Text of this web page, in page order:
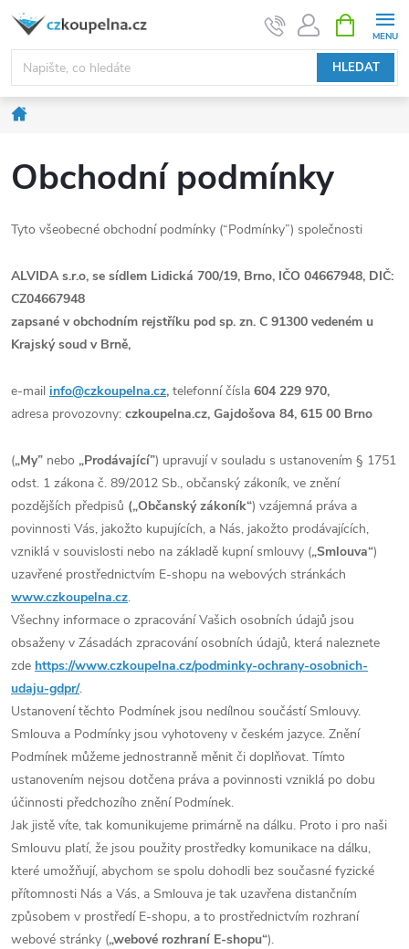
Přejít
obsah
HLEDAT
NÁKUPNÍ
KOŠÍK
Obchodní podmínky
Tyto všeobecné obchodní podmínky (“Podmínky”) společnosti
ALVIDA s.r.o, se sídlem Lidická 700/19, Brno, IČO 04667948, DIČ:
CZ04667948
zapsané v obchodním rejstříku pod sp. zn. C 91300 vedeném u
Krajský soud v Brně,
e-mail info@czkoupelna.cz, telefonní čísla 604 229 970,
adresa provozovny: czkoupelna.cz, Gajdošova 84, 615 00 Brno
(„My” nebo „Prodávající”) upravují v souladu s ustanovením § 1751
odst. 1 zákona č. 89/2012 Sb., občanský zákoník, ve znění
pozdějších předpisů („Občanský zákoník“) vzájemná práva a
povinnosti Vás, jakožto kupujících, a Nás, jakožto prodávajících,
vzniklá v souvislosti nebo na základě kupní smlouvy („Smlouva“)
uzavřené prostřednictvím E-shopu na webových stránkách
www.czkoupelna.cz.
Všechny informace o zpracování Vašich osobních údajů jsou
obsaženy v Zásadách zpracování osobních údajů, která naleznete
zde https://www.czkoupelna.cz/podminky-ochrany-osobnich-
udaju-gdpr/.
Ustanovení těchto Podmínek jsou nedílnou součástí Smlouvy.
Smlouva a Podmínky jsou vyhotoveny v českém jazyce. Znění
Podmínek můžeme jednostranně měnit či doplňovat. Tímto
ustanovením nejsou dotčena práva a povinnosti vzniklá po dobu
účinnosti předchozího znění Podmínek.
Jak jistě víte, tak komunikujeme primárně na dálku. Proto i pro naši
Smlouvu platí, že jsou použity prostředky komunikace na dálku,
které umožňují, abychom se spolu dohodli bez současné fyzické
přítomnosti Nás a Vás, a Smlouva je tak uzavřena distančním
způsobem v prostředí E-shopu, a to prostřednictvím rozhraní
webové stránky („webové rozhraní E-shopu“).